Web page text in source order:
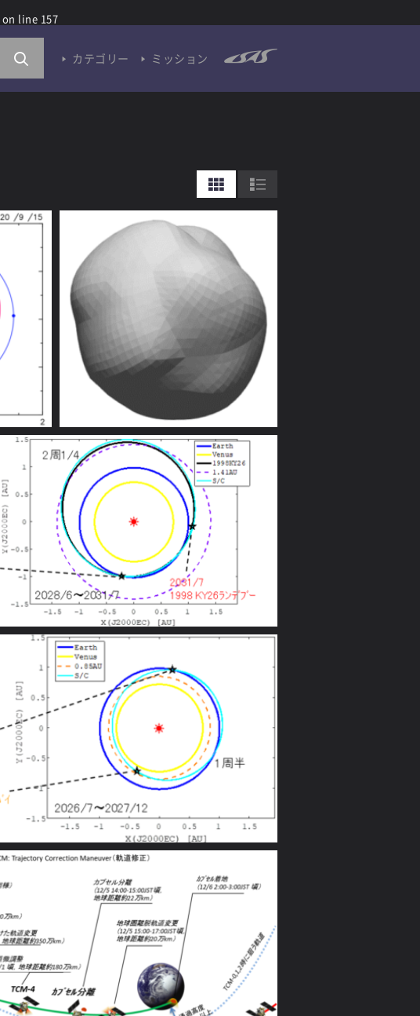
on line 157
カテゴリー ミッション